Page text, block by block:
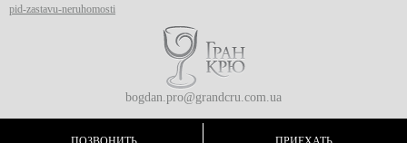
pid-zastavu-neruhomosti
bogdan.pro@grandcru.com.ua